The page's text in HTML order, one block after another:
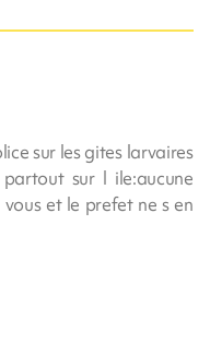
sur les gites larvaires
sur l ile:aucune
et le prefet ne s en